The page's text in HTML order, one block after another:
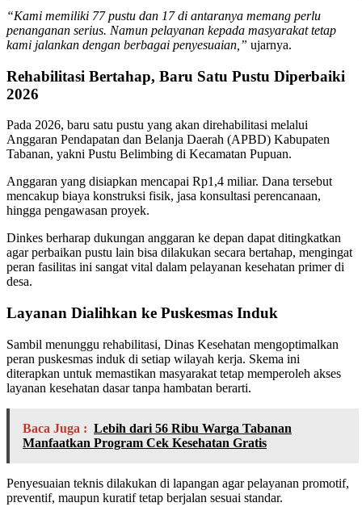
“Kami memiliki 77 pustu dan 17 di antaranya memang perlu
penanganan serius. Namun pelayanan kepada masyarakat tetap
kami jalankan dengan berbagai penyesuaian,” ujarnya.
Rehabilitasi Bertahap, Baru Satu Pustu Diperbaiki
2026
Pada 2026, baru satu pustu yang akan direhabilitasi melalui
Anggaran Pendapatan dan Belanja Daerah (APBD) Kabupaten
Tabanan, yakni Pustu Belimbing di Kecamatan Pupuan.
Anggaran yang disiapkan mencapai Rp1,4 miliar. Dana tersebut
mencakup biaya konstruksi fisik, jasa konsultasi perencanaan,
hingga pengawasan proyek.
Dinkes berharap dukungan anggaran ke depan dapat ditingkatkan
agar perbaikan pustu lain bisa dilakukan secara bertahap, mengingat
peran fasilitas ini sangat vital dalam pelayanan kesehatan primer di
desa.
Layanan Dialihkan ke Puskesmas Induk
Sambil menunggu rehabilitasi, Dinas Kesehatan mengoptimalkan
peran puskesmas induk di setiap wilayah kerja. Skema ini
diterapkan untuk memastikan masyarakat tetap memperoleh akses
layanan kesehatan dasar tanpa hambatan berarti.
Baca Juga : Lebih dari 56 Ribu Warga Tabanan
Manfaatkan Program Cek Kesehatan Gratis
Penyesuaian teknis dilakukan di lapangan agar pelayanan promotif,
preventif, maupun kuratif tetap berjalan sesuai standar.